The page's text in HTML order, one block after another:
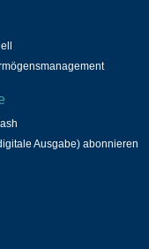
Ausgabe) abonnieren